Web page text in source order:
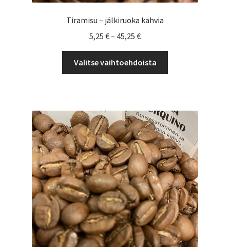
Tiramisu – jälkiruoka kahvia
5,25 €– 45,25 €Hintaluokka:
5,25 €
-
45,25 €
Valitse vaihtoehdoista
muunnelma.
Voit
tehdä
valinnat
tuotteen
sivulla.